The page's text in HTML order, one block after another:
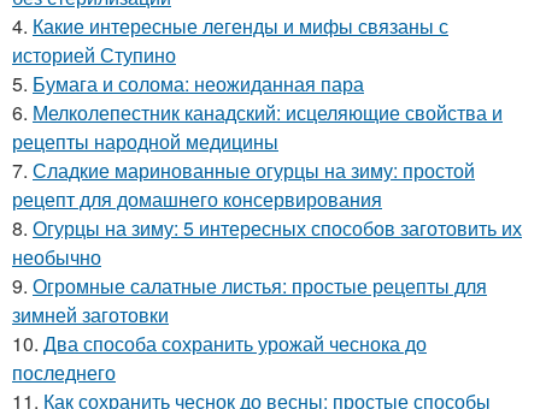
4. Какие интересные легенды и мифы связаны с
историей Ступино
5. Бумага и солома: неожиданная пара
6. Мелколепестник канадский: исцеляющие свойства и
рецепты народной медицины
7. Сладкие маринованные огурцы на зиму: простой
рецепт для домашнего консервирования
8. Огурцы на зиму: 5 интересных способов заготовить их
необычно
9. Огромные салатные листья: простые рецепты для
зимней заготовки
10. Два способа сохранить урожай чеснока до
последнего
11. Как сохранить чеснок до весны: простые способы